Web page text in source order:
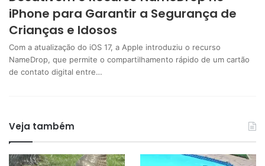
iPhone para Garantir a Segurança de
Crianças e Idosos
Com a atualização do iOS 17, a Apple introduziu o recurso
NameDrop, que permite o compartilhamento rápido de um cartão
de contato digital entre…
Veja também